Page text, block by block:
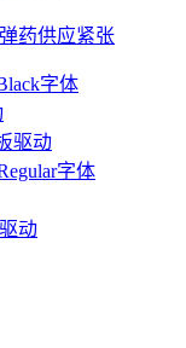
药供应紧张
字体
驱动
字体
动